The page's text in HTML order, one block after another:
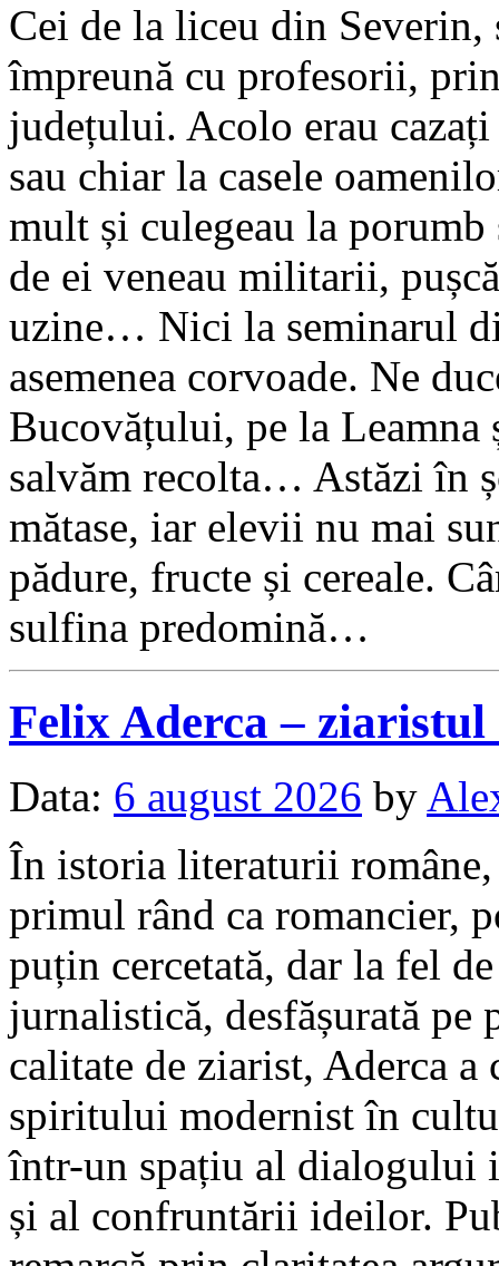
Cei de la liceu din Severin,
împreună cu profesorii,
județului. Acolo erau
sau chiar la casele
mult și culegeau la
de ei veneau militarii,
uzine… Nici la seminarul
asemenea corvoade. Ne
Bucovățului, pe la Leamna
salvăm recolta… Astăzi în
mătase, iar elevii nu mai
pădure, fructe și cereale.
sulfina predomină…
Felix Aderca –
Data: 6 august 2026 by
În istoria literaturii
primul rând ca romancier,
puțin cercetată, dar la fel
jurnalistică, desfășurată pe
calitate de ziarist, Aderca
spiritului modernist în
într-un spațiu al dialogului
și al confruntării ideilor.